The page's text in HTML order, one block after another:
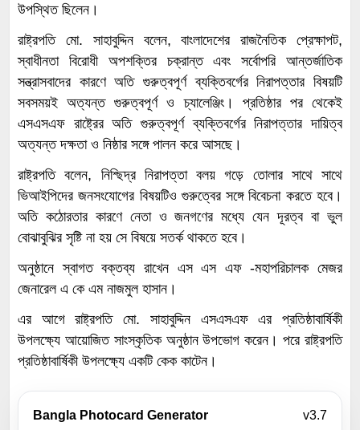
উপস্থিত ছিলেন।
রাষ্ট্রপতি মো. সাহাবুদ্দিন বলেন, বাংলাদেশের রাজনৈতিক প্রেক্ষাপট,
স্বাধীনতা বিরোধী অপশক্তির চক্রান্ত এবং সর্বোপরি আন্তর্জাতিক
সন্ত্রাসবাদের কারণে অতি গুরুত্বপূর্ণ ব্যক্তিবর্গের নিরাপত্তার বিষয়টি
সবসময়ই অত্যন্ত গুরুত্বপূর্ণ ও চ্যালেঞ্জিং। প্রতিষ্ঠার পর থেকেই
এসএসএফ রাষ্ট্রের অতি গুরুত্বপূর্ণ ব্যক্তিবর্গের নিরাপত্তার দায়িত্ব
অত্যন্ত দক্ষতা ও নিষ্ঠার সঙ্গে পালন করে আসছে।
রাষ্ট্রপতি বলেন, নিশ্ছিদ্র নিরাপত্তা বলয় গড়ে তোলার সাথে সাথে
ভিআইপিদের জনসংযোগের বিষয়টিও গুরুত্বের সঙ্গে বিবেচনা করতে হবে।
অতি কঠোরতার কারণে নেতা ও জনগণের মধ্যে যেন দূরত্ব বা ভুল
বোঝাবুঝির সৃষ্টি না হয় সে বিষয়ে সতর্ক থাকতে হবে।
অনুষ্ঠানে স্বাগত বক্তব্য রাখেন এস এস এফ -মহাপরিচালক মেজর
জেনারেল এ কে এম নাজমুল হাসান।
এর আগে রাষ্ট্রপতি মো. সাহাবুদ্দিন এসএসএফ এর প্রতিষ্ঠাবার্ষিকী
উপলক্ষ্যে আয়োজিত সাংস্কৃতিক অনুষ্ঠান উপভোগ করেন। পরে রাষ্ট্রপতি
প্রতিষ্ঠাবার্ষিকী উপলক্ষ্যে একটি কেক কাটেন।
Bangla Photocard Generator
v3.7